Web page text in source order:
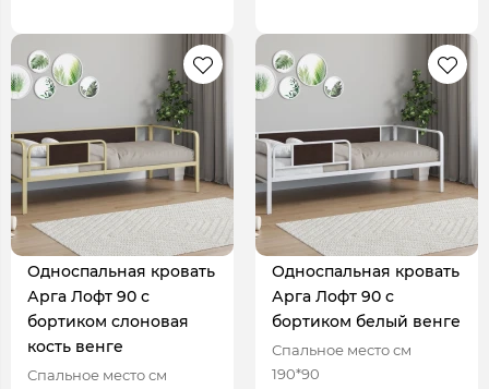
Односпальная кровать
Арга Лофт 90 с
бортиком слоновая
кость венге
Спальное место см
Односпальная кровать
Арга Лофт 90 с
бортиком белый венге
Спальное место см
190*90